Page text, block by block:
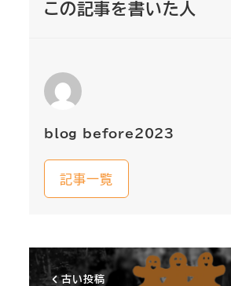
この記事を書いた人
blog_before2023
記事一覧
古い投稿